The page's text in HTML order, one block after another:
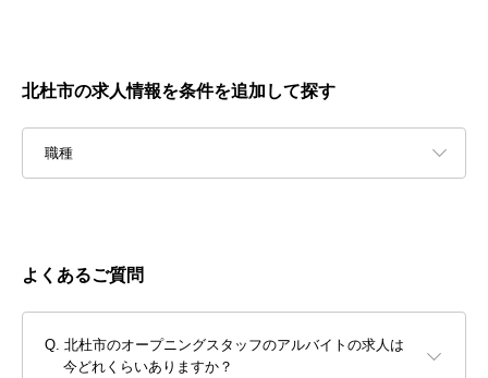
北杜市の求人情報を条件を追加して探す
職種
よくあるご質問
北杜市のオープニングスタッフのアルバイトの求人は
今どれくらいありますか？